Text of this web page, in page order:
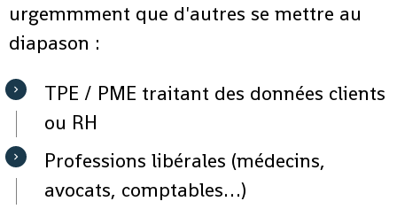
urgemmment que d'autres se mettre au
diapason :
TPE / PME traitant des données clients
ou RH
Professions libérales (médecins,
avocats, comptables…)